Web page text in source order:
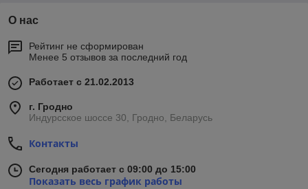
О нас
Рейтинг не сформирован
Менее 5 отзывов за последний год
Работает с 21.02.2013
г. Гродно
Индурсское шоссе 30, Гродно, Беларусь
Контакты
Сегодня работает с 09:00 до 15:00
Показать весь график работы